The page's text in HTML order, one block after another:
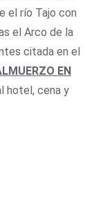
el río Tajo con
el Arco de la
citada en el
EN
hotel, cena y